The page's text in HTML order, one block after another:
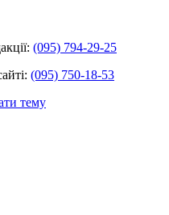
(095) 794-29-25
(095) 750-18-53
тему